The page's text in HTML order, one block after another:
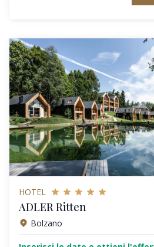
HOTEL
ADLER Ritten
Bolzano